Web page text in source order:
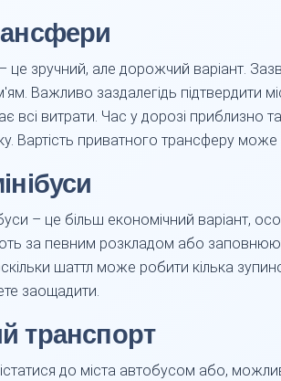
зручний, але дорожчий варіант.
Важливо заздалегідь підтвердити
всі витрати. Час у дорозі приблизно
Вартість приватного трансферу
– це більш економічний
за певним розкладом або
шаттл може робити кілька
заощадити.
транспорт
до міста автобусом або,